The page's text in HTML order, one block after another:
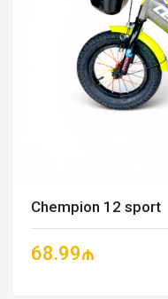
Chempion 12 sport
68.99₼